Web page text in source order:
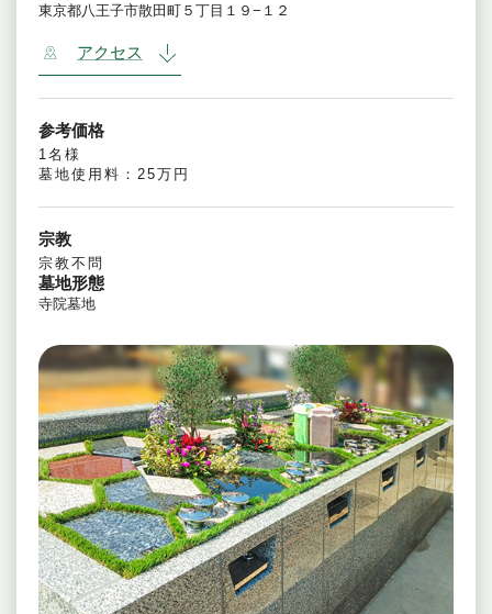
東京都八王子市散田町５丁目１９−１２
アクセス
参考価格
1名様
墓地使用料：25万円
宗教
宗教不問
墓地形態
寺院墓地